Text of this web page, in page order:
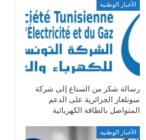
الأخبار الوطنية
رسالة شكر من الستاغ إلى شركة
سونلغاز الجزائرية على الدعم
المتواصل بالطاقة الكهربائية
الأخبار الوطنية